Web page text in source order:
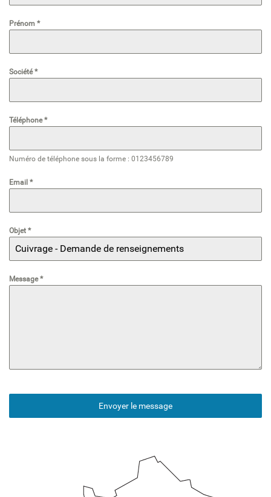
Prénom *
Société*
Téléphone*
Numéro de téléphone sous la forme : 0123456789
Email *
Objet *
Message*
Envoyer le message